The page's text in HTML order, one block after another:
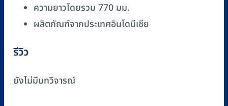
ความยาวโดยรวม 770 มม.
ผลิตภัณฑ์จากประเทศอินโดนีเซีย
รีวิว
ยังไม่มีบทวิจารณ์